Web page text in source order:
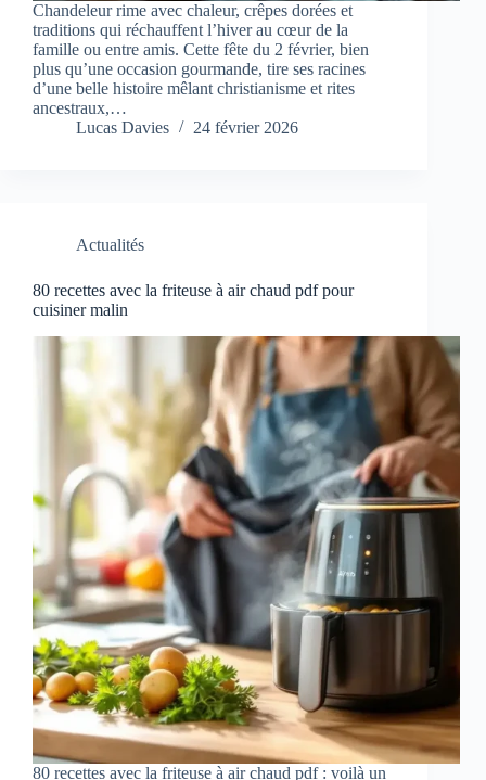
Chandeleur rime avec chaleur, crêpes dorées et
traditions qui réchauffent l’hiver au cœur de la
famille ou entre amis. Cette fête du 2 février, bien
plus qu’une occasion gourmande, tire ses racines
d’une belle histoire mêlant christianisme et rites
ancestraux,…
Lucas Davies
24 février 2026
Actualités
80 recettes avec la friteuse à air chaud pdf pour
cuisiner malin
80 recettes avec la friteuse à air chaud pdf : voilà un